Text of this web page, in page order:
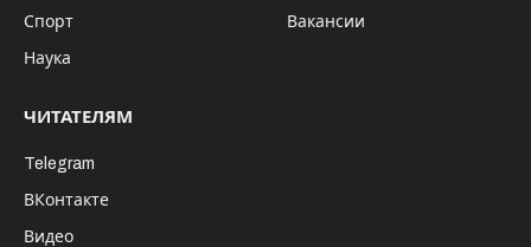
Спорт
Наука
Вакансии
ЧИТАТЕЛЯМ
Telegram
ВКонтакте
Видео